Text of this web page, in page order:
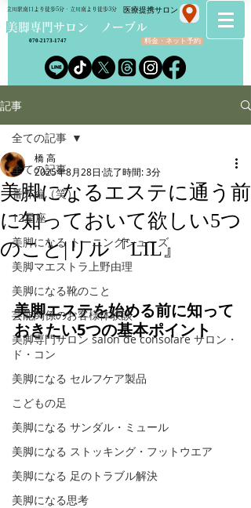
​美脚専門サロン ノーブル
立川駅南口より徒歩5分・立川南より徒歩3分
料金・ネット予約
070-2173-1747
​医療提携サロン
記事
全ての記事
番外編（笑）
12星座
美脚になる トーニングシューズ
美脚マエストラ上野由理
美脚になる靴のこと
芸能関係のお客様体験談
美脚専門サロン salon de consolare サロン・
ド・コン
美脚になる セルフケア製品
こどもの足
美脚になる サンダル・ミュール
美脚になる ストッキング・フットウエア
美脚になる 足のトラブル解決
美脚になる思考
全ての記事
美脚になるエステに通う前
に知っておいて欲しい5つ
のこと|リル『LIL』
橋 高
2025年8月28日 読了時間: 3分
美脚エステを始める前に知って
おきたい5つの基本ポイント